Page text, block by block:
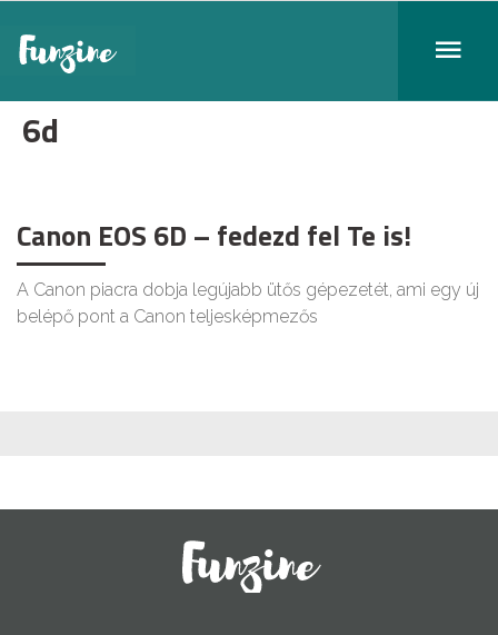
6d
Canon EOS 6D – fedezd fel Te is!
A Canon piacra dobja legújabb ütős gépezetét, ami egy új
belépő pont a Canon teljesképmezős